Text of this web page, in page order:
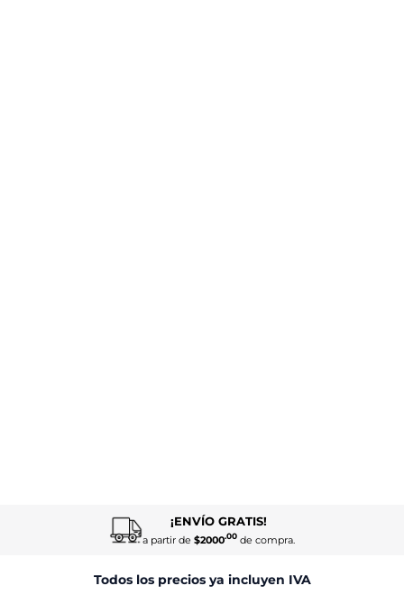
¡ENVÍO GRATIS!
a partir de $2000.00de compra.
Todos los precios ya incluyen IVA